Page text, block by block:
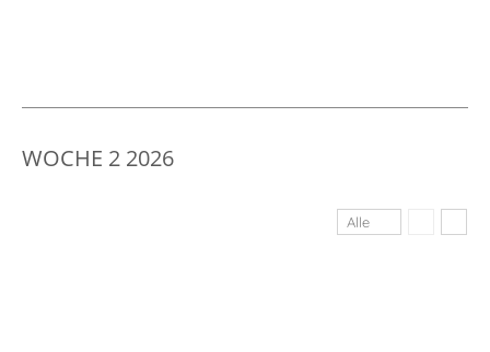
WOCHE 2 2026
Alle